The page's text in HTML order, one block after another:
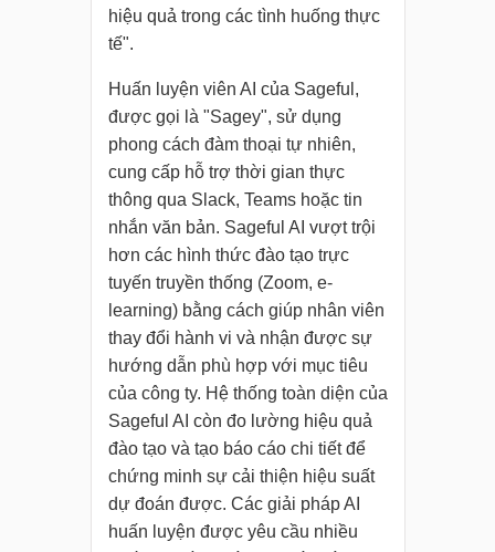
hiệu quả trong các tình huống thực
tế".
Huấn luyện viên AI của Sageful,
được gọi là "Sagey", sử dụng
phong cách đàm thoại tự nhiên,
cung cấp hỗ trợ thời gian thực
thông qua Slack, Teams hoặc tin
nhắn văn bản. Sageful AI vượt trội
hơn các hình thức đào tạo trực
tuyến truyền thống (Zoom, e-
learning) bằng cách giúp nhân viên
thay đổi hành vi và nhận được sự
hướng dẫn phù hợp với mục tiêu
của công ty. Hệ thống toàn diện của
Sageful AI còn đo lường hiệu quả
đào tạo và tạo báo cáo chi tiết để
chứng minh sự cải thiện hiệu suất
dự đoán được. Các giải pháp AI
huấn luyện được yêu cầu nhiều